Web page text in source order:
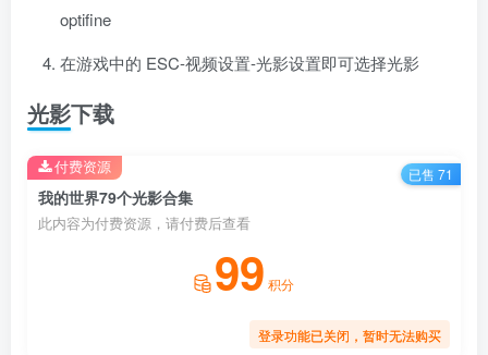
optifine
在游戏中的 ESC-视频设置-光影设置即可选择光影
光影下载
我的世界79个光影合集
此内容为付费资源，请付费后查看
99 积分
登录功能已关闭，暂时无法购买
付费资源 已售 71